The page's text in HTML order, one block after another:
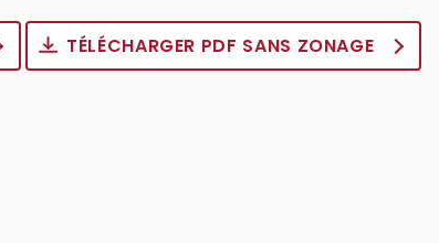
TÉLÉCHARGER PDF SANS ZONAGE